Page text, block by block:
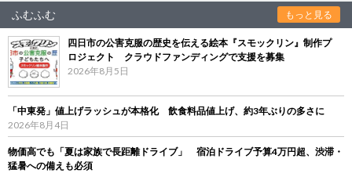
ふむふむ もっと見る
四日市の公害克服の歴史を伝える絵本『スモックリン』制作プ
ロジェクト クラウドファンディングで支援を募集
2026年8月5日
「中東発」値上げラッシュが本格化 飲食料品値上げ、約3年ぶりの多さに
2026年8月4日
物価高でも「夏は家族で長距離ドライブ」 宿泊ドライブ予算4万円超、渋滞・
猛暑への備えも必須